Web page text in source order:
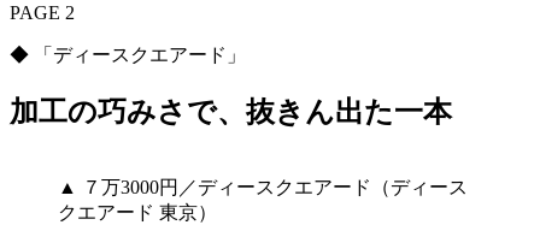
PAGE 2
◆ 「ディースクエアード」
加工の巧みさで、抜きん出た一本
▲ ７万3000円／ディースクエアード（ディース
クエアード 東京）